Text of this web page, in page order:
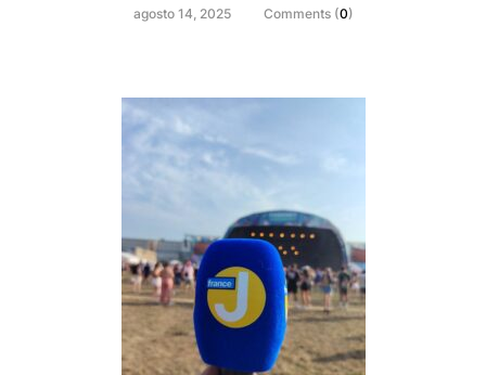
agosto 14, 2025 Comments (0)